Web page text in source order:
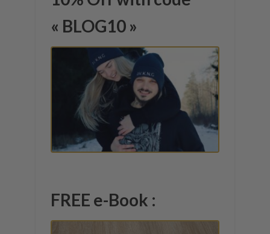
« BLOG10 »
FREE e-Book :